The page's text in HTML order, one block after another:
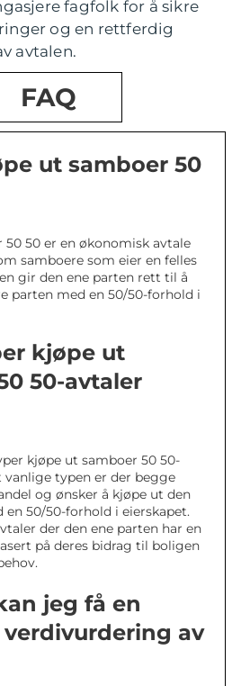
fagfolk for å sikre
og en rettferdig
avtalen.
FAQ
ut samboer 50
50 50 er en økonomisk avtale
samboere som eier en felles
gir den ene parten rett til å
parten med en 50/50-forhold i
kjøpe ut
50-avtaler
kjøpe ut samboer 50 50-
vanlige typen er der begge
og ønsker å kjøpe ut den
en 50/50-forhold i eierskapet.
der den ene parten har en
på deres bidrag til boligen
jeg få en
av